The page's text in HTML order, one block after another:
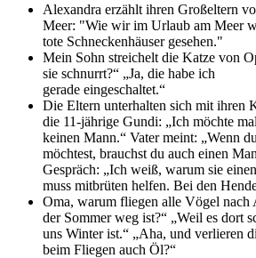
Alexandra erzählt ihren Großeltern
Meer: "Wie wir im Urlaub am Meer
tote Schneckenhäuser gesehen."
Mein Sohn streichelt die Katze von
sie schnurrt?“ „Ja, die habe ich
gerade eingeschaltet.“
Die Eltern unterhalten sich mit ihren
die 11-jährige Gundi: „Ich möchte
keinen Mann.“ Vater meint: „Wenn
möchtest, brauchst du auch einen
Gespräch: „Ich weiß, warum sie
muss mitbrüten helfen. Bei den
Oma, warum fliegen alle Vögel nach
der Sommer weg ist?“ „Weil es dort
uns Winter ist.“ „Aha, und verlieren
beim Fliegen auch Öl?“